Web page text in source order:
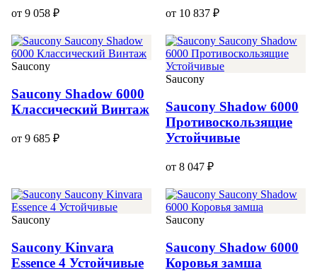
от 9 058 ₽ от 10 837 ₽
Saucony
Saucony Shadow 6000
Классический Винтаж
от 9 685 ₽
Saucony
Saucony Shadow 6000
Противоскользящие
Устойчивые
от 8 047 ₽
Saucony
Saucony Kinvara
Essence 4 Устойчивые
Saucony
Saucony Shadow 6000
Коровья замша